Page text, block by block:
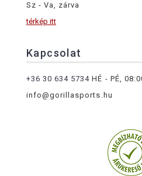
Sz - Va, zárva
térkép itt
Kapcsolat
+36 30 634 5734 HÉ - PÉ,
info@gorillasports.hu